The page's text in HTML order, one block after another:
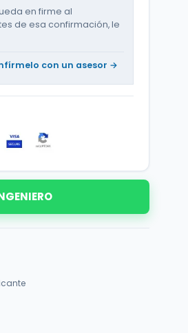
en firme al
de esa confirmación, le
con un asesor →